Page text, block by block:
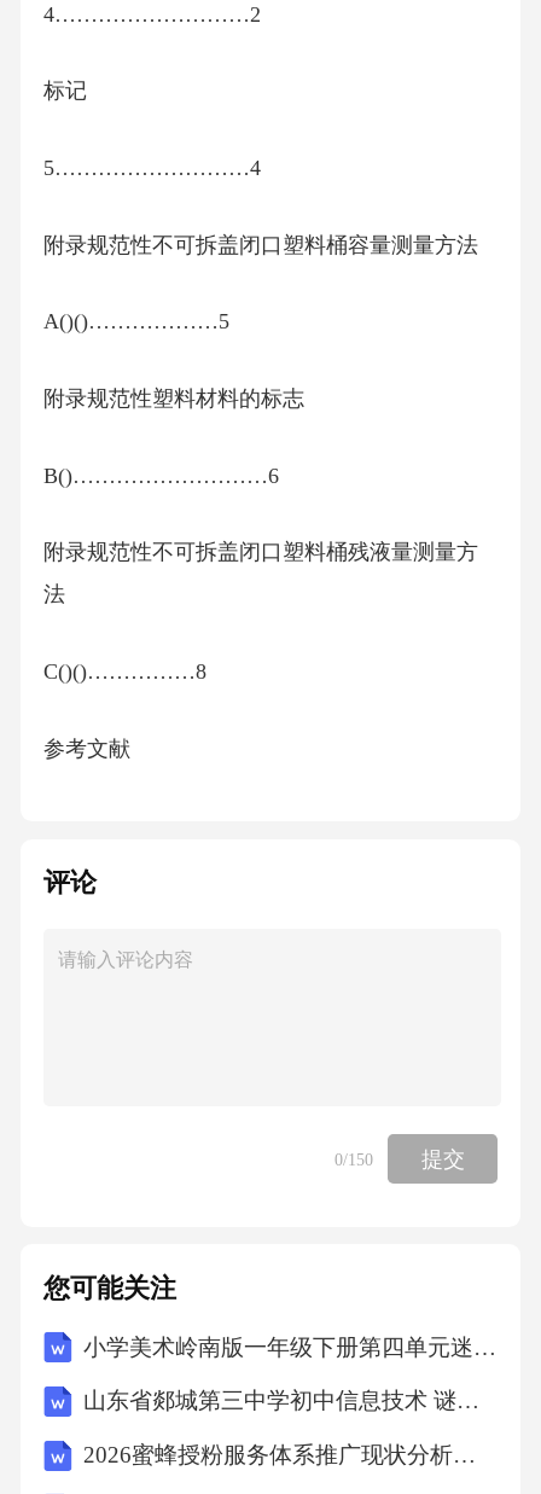
4………………………2
标记
5………………………4
附录规范性不可拆盖闭口塑料桶容量测量方法
A()()………………5
附录规范性塑料材料的标志
B()………………………6
附录规范性不可拆盖闭口塑料桶残液量测量方
法
C()()……………8
参考文献
Ⅰ
GB/T1.1—2020《1:》
起草
评论
0/150 提交
您可能关注
小学美术岭南版一年级下册第四单元迷人的色彩14.押印的花纹教案设计
山东省郯城第三中学初中信息技术 谜语大擂台（二）教案
2026蜜蜂授粉服务体系推广现状分析及生态农产品品牌塑造研究